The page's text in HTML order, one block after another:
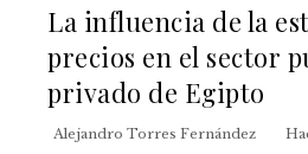
La influencia de la
precios en el sector
privado de Egipto
Alejandro Torres Fernández